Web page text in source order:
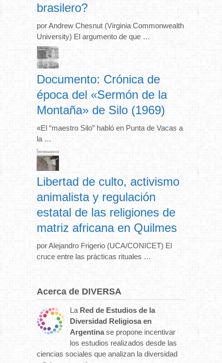
brasilero?
por Andrew Chesnut (Virginia Commonwealth
University) El argumento de que …
Documento: Crónica de
época del «Sermón de la
Montaña» de Silo (1969)
«El “maestro Silo” habló en Punta de Vacas a
la …
Libertad de culto, activismo
animalista y regulación
estatal de las religiones de
matriz africana en Quilmes
por Alejandro Frigerio (UCA/CONICET) El
cruce entre las prácticas rituales …
Acerca de DIVERSA
La Red de Estudios de la
Diversidad Religiosa en
Argentinase propone incentivar
los estudios realizados desde las
ciencias sociales que analizan la diversidad